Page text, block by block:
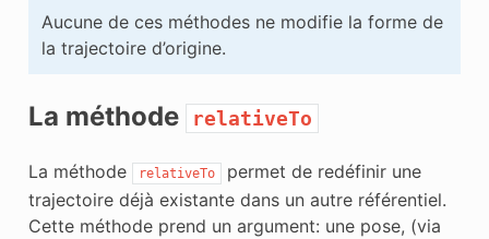
Aucune de ces méthodes ne modifie la forme de
la trajectoire d’origine.
La méthode relativeTo
La méthode relativeTo
permet de redéfinir une
trajectoire déjà existante dans un autre référentiel.
Cette méthode prend un argument: une pose, (via